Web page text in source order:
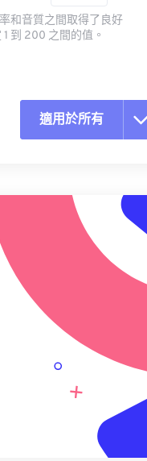
和音質之間取得了良好
到 200 之間的值。
適用於所有
應用預設
另存為預設